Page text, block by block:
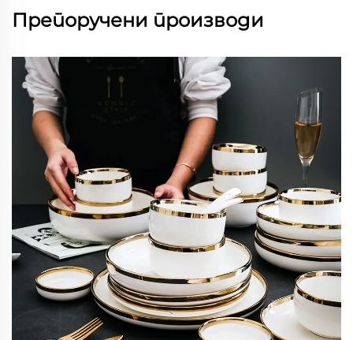
Препоручени производи